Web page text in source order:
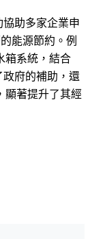
助多家企業申
能源節約。例
箱系統，結合
政府的補助，還
顯著提升了其經